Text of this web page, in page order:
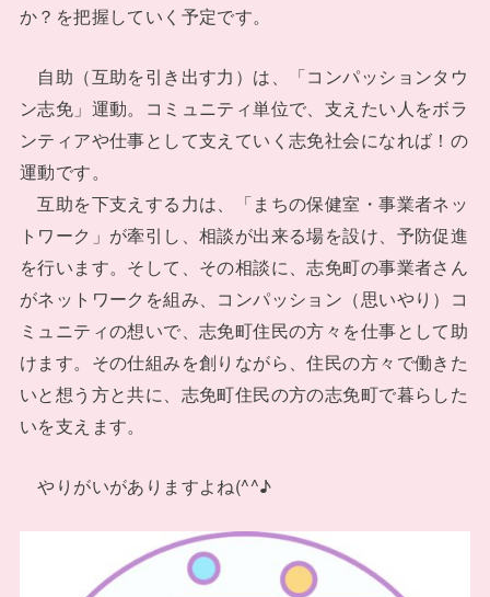
か？を把握していく予定です。
自助（互助を引き出す力）は、「コンパッションタウ
ン志免」運動。コミュニティ単位で、支えたい人をボラ
ンティアや仕事として支えていく志免社会になれば！の
運動です。
互助を下支えする力は、「まちの保健室・事業者ネッ
トワーク」が牽引し、相談が出来る場を設け、予防促進
を行います。そして、その相談に、志免町の事業者さん
がネットワークを組み、コンパッション（思いやり）コ
ミュニティの想いで、志免町住民の方々を仕事として助
けます。その仕組みを創りながら、住民の方々で働きた
いと想う方と共に、志免町住民の方の志免町で暮らした
いを支えます。
やりがいがありますよね(^^♪